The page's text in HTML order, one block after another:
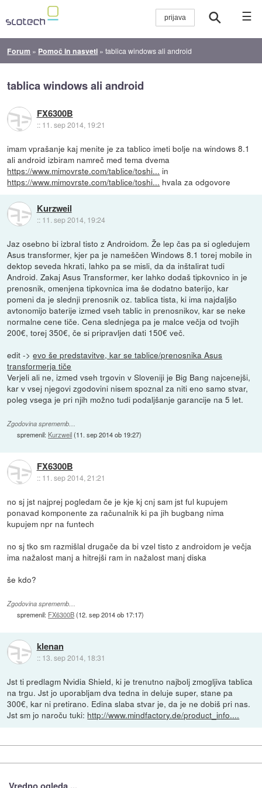
☰
Forum » Pomoč in nasveti »tablica windows ali android
tablica windows ali android
FX6300B
:: 11. sep 2014, 19:21
imam vprašanje kaj menite je za tablico imeti bolje na windows 8.1
ali android izbiram namreč med tema dvema
https://www.mimovrste.com/tablice/toshi... in
https://www.mimovrste.com/tablice/toshi... hvala za odgovore
Kurzweil
:: 11. sep 2014, 19:24
Jaz osebno bi izbral tisto z Androidom. Že lep čas pa si ogledujem
Asus transformer, kjer pa je nameščen Windows 8.1 torej mobile in
dektop seveda hkrati, lahko pa se misli, da da inštalirat tudi
Android. Zakaj Asus Transformer, ker lahko dodaš tipkovnico in je
prenosnik, omenjena tipkovnica ima še dodatno baterijo, kar
pomeni da je slednji prenosnik oz. tablica tista, ki ima najdaljšo
avtonomijo baterije izmed vseh tablic in prenosnikov, kar se neke
normalne cene tiče. Cena slednjega pa je malce večja od tvojih
200€, torej 350€, če si pripravljen dati 150€ več.
edit ->evo še predstavitve, kar se tablice/prenosnika Asus
transformerja tiče
Verjeli ali ne, izmed vseh trgovin v Sloveniji je Big Bang najcenejši,
kar v vsej njegovi zgodovini nisem spoznal za niti eno samo stvar,
poleg vsega je pri njih možno tudi podaljšanje garancije na 5 let.
Zgodovina sprememb…
spremenil: Kurzweil(11. sep 2014 ob 19:27)
FX6300B
:: 11. sep 2014, 21:21
no sj jst najprej pogledam če je kje kj cnj sam jst ful kupujem
ponavad komponente za računalnik ki pa jih bugbang nima
kupujem npr na funtech
no sj tko sm razmišlal drugače da bi vzel tisto z androidom je večja
ima nažalost manj a hitrejši ram in nažalost manj diska
še kdo?
Zgodovina sprememb…
spremenil: FX6300B(12. sep 2014 ob 17:17)
klenan
:: 13. sep 2014, 18:31
Jst ti predlagm Nvidia Shield, ki je trenutno najbolj zmogljiva tablica
na trgu. Jst jo uporabljam dva tedna in deluje super, stane pa
300€, kar ni pretirano. Edina slaba stvar je, da je ne dobiš pri nas.
Jst sm jo naroču tuki: http://www.mindfactory.de/product_info....